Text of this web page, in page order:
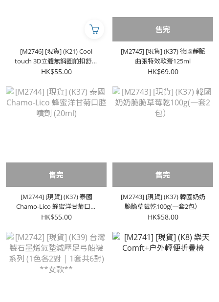
[M2746] [現貨] (K21) Cool
touch 3D立體無鋼圈前扣舒適
Bra
HK$55.00
售完
[M2745] [現貨] (K37) 德國靜脈
曲張特效軟膏125ml
HK$69.00
售完
[M2744] [現貨] (K37) 泰國
Chamo-Lico 蜂蜜洋甘菊口腔
噴劑 (20ml)
HK$55.00
售完
[M2743] [現貨] (K37) 韓國奶奶
脆脆草莓乾100g(一套2包）
HK$58.00